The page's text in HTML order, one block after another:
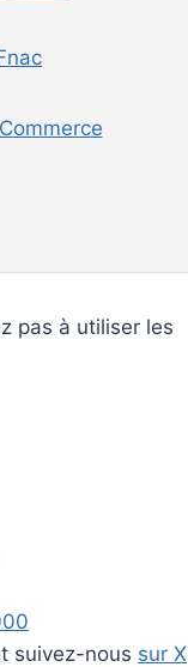
pas à utiliser les
suivez-nous sur X